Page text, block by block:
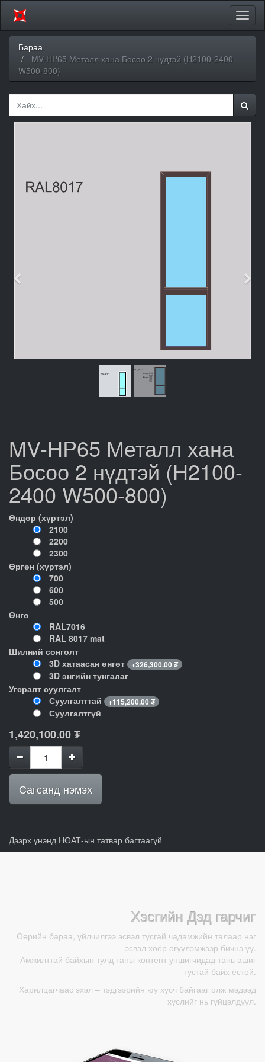
Бараа
MV-HP65 Металл хана Босоо 2 нүдтэй (H2100-2400
W500-800)
MV-HP65 Металл хана
Босоо 2 нүдтэй (H2100-
2400 W500-800)
Өндөр (хүртэл)
2100
2200
2300
Өргөн (хүртэл)
700
600
500
Өнгө
RAL7016
RAL 8017 mat
Шилний сонголт
3D хатаасан өнгөт
+326,300.00 ₮
3D энгийн тунгалаг
Угсралт суулгалт
Суулгалттай
+115,200.00 ₮
Суулгалтгүй
1,420,100.00₮
Сагсанд нэмэх
Дээрх үнэнд НӨАТ-ын татвар багтаагүй
Хэсгийн Дэд гарчиг
Өөрийн бараа, үйлчилгээ эсвэл тусгай чадамжийн талаар нэг
эсвэл хоёр өгүүлэмжээр бичнэ үү.
Амжилттай байхын тулд таны контент уншигчидад тань ашиг
тустай байх ёстой.
Харилцагчаас эхэл – тэдгээрийн юу хүсч байгааг олж мэдээд
хүслийг нь гүйцэлдүүл.